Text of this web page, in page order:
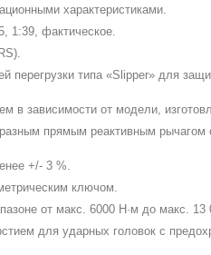
характеристиками.
1:39, фактическое.
перегрузки типа «Slipper» для
в зависимости от модели,
прямым реактивным
+/- 3 %.
ключом.
от макс. 6000 Н·м до макс. 13
для ударных головок с